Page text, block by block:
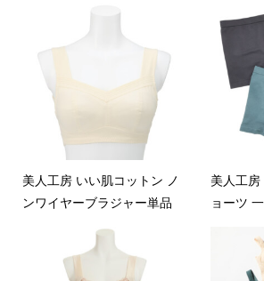
美人工房 いい肌コットン ノ
ンワイヤーブラジャー単品
美人工房
ョーツ